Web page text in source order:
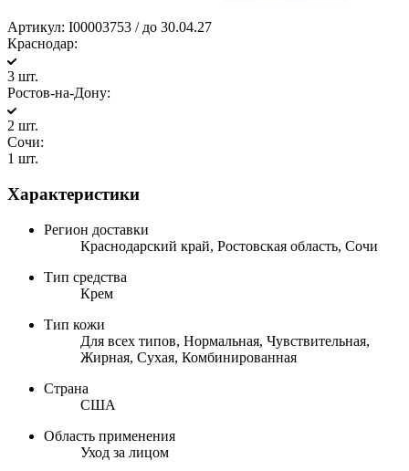
Артикул: I00003753 / до 30.04.27
Краснодар:
3 шт.
Ростов-на-Дону:
2 шт.
Сочи:
1 шт.
Характеристики
Регион доставки
Краснодарский край, Ростовская область, Сочи
Тип средства
Крем
Тип кожи
Для всех типов, Нормальная, Чувствительная,
Жирная, Сухая, Комбинированная
Страна
США
Область применения
Уход за лицом